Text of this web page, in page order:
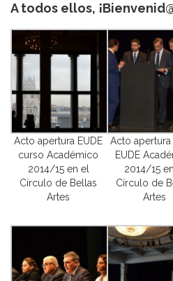
A todos ellos,
Acto apertura EUDE
curso Académico
2014/15 en el
Círculo de Bellas
Artes
Acto
EUDE
2014/15
Círculo de
Artes